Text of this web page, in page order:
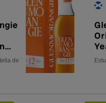
de 70 cl.